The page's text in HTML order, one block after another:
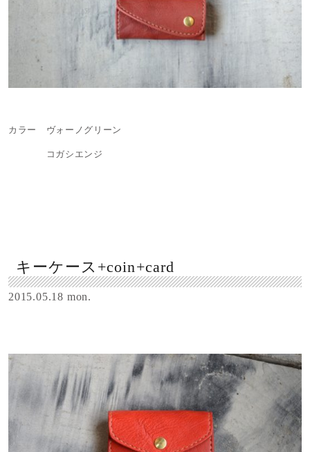
カラー ヴォーノグリーン
コガシエンジ
キーケース+coin+card
2015.05.18 mon.